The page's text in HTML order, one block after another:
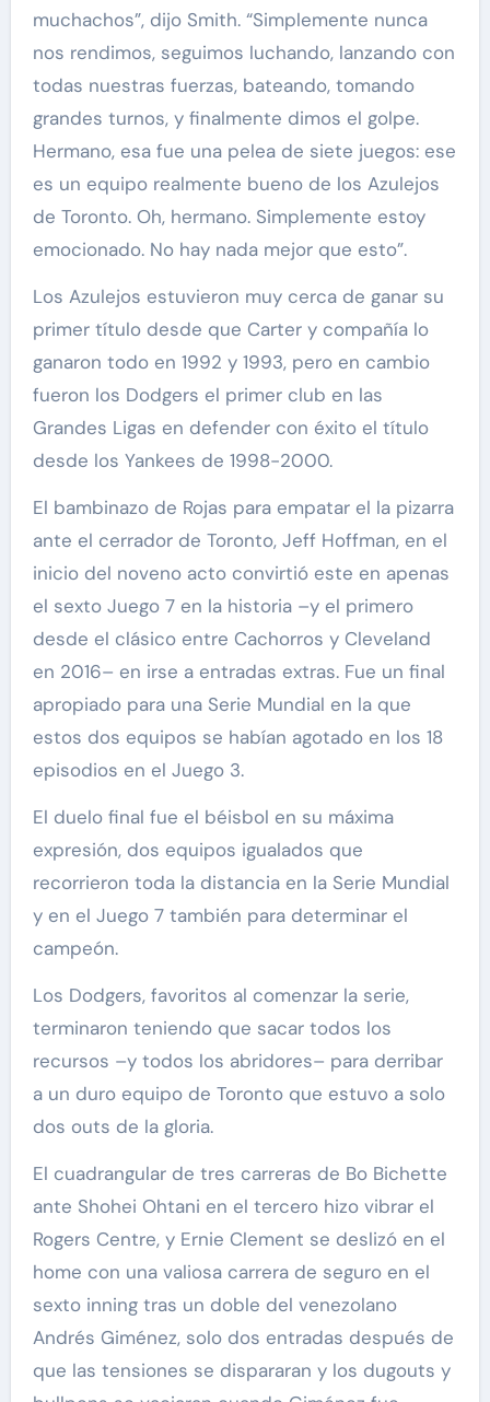
muchachos”, dijo Smith. “Simplemente nunca
nos rendimos, seguimos luchando, lanzando con
todas nuestras fuerzas, bateando, tomando
grandes turnos, y finalmente dimos el golpe.
Hermano, esa fue una pelea de siete juegos: ese
es un equipo realmente bueno de los Azulejos
de Toronto. Oh, hermano. Simplemente estoy
emocionado. No hay nada mejor que esto”.
Los Azulejos estuvieron muy cerca de ganar su
primer título desde que Carter y compañía lo
ganaron todo en 1992 y 1993, pero en cambio
fueron los Dodgers el primer club en las
Grandes Ligas en defender con éxito el título
desde los Yankees de 1998-2000.
El bambinazo de Rojas para empatar el la pizarra
ante el cerrador de Toronto, Jeff Hoffman, en el
inicio del noveno acto convirtió este en apenas
el sexto Juego 7 en la historia –y el primero
desde el clásico entre Cachorros y Cleveland
en 2016– en irse a entradas extras. Fue un final
apropiado para una Serie Mundial en la que
estos dos equipos se habían agotado en los 18
episodios en el Juego 3.
El duelo final fue el béisbol en su máxima
expresión, dos equipos igualados que
recorrieron toda la distancia en la Serie Mundial
y en el Juego 7 también para determinar el
campeón.
Los Dodgers, favoritos al comenzar la serie,
terminaron teniendo que sacar todos los
recursos –y todos los abridores– para derribar
a un duro equipo de Toronto que estuvo a solo
dos outs de la gloria.
El cuadrangular de tres carreras de Bo Bichette
ante Shohei Ohtani en el tercero hizo vibrar el
Rogers Centre, y Ernie Clement se deslizó en el
home con una valiosa carrera de seguro en el
sexto inning tras un doble del venezolano
Andrés Giménez, solo dos entradas después de
que las tensiones se dispararan y los dugouts y